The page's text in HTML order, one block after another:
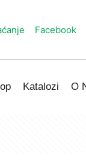
Facebook
Katalozi O